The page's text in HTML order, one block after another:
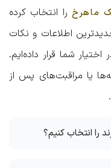
ماهرخ را انتخاب کرده
اطلاعات و نکات
شما قرار داده‌ایم.
یا مراقبت‌های پس از
را انتخاب کنیم؟